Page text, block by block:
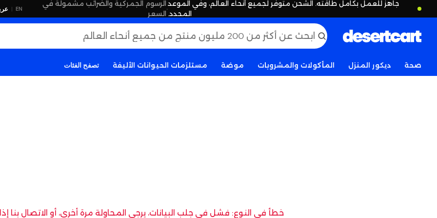
جاهز للعمل بكامل طاقته. الشحن متوفر لجميع أنحاء العالم، وفي الموعد
المحدد.
·
الرسوم الجمركية والضرائب مشمولة في
السعر
EN
|
صحة ديكور المنزل المأكولات والمشروبات موضة مستلزمات الحيوانات الأليفة تصفح الفئات
خطأ في النوع: فشل في جلب البيانات، يرجى المحاولة مرة أخرى، أو الاتصال بنا